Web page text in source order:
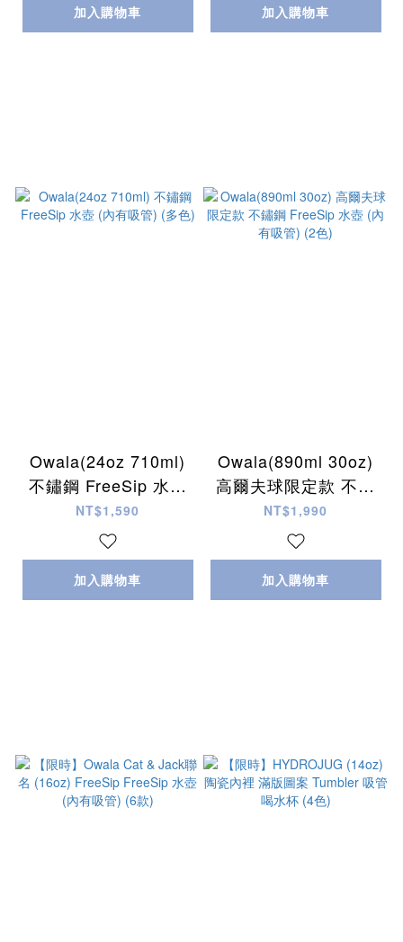
加入購物車 加入購物車
Owala(24oz 710ml)
不鏽鋼 FreeSip 水壺
(內有吸管) (多色)
NT$1,590
加入購物車
Owala(890ml 30oz)
高爾夫球限定款 不鏽
鋼 FreeSip 水壺 (內有
吸管) (2色)
NT$1,990
加入購物車